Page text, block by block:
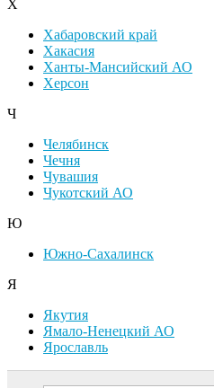
Х
Хабаровский край
Хакасия
Ханты-Мансийский АО
Херсон
Ч
Челябинск
Чечня
Чувашия
Чукотский АО
Ю
Южно-Сахалинск
Я
Якутия
Ямало-Ненецкий АО
Ярославль
Дополнительная